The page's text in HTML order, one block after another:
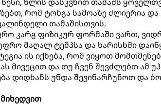
რომ ტონგა სამოაზე ძლიერია და
თამაშისთვის.
კარგ ფიზიკურ ფორმაში ვართ,
მაღალ ტემპსა და ხარისხში
ის იქნება, რომ ვიყოთ
მივეცით და თუ ჩვენ შევძლებთ ამ
დიდხანს უნდა შევინარჩუნოთ და